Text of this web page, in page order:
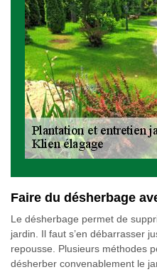
Faire du désherbage
Le désherbage permet de
jardin. Il faut s’en débarrasser
repousse. Plusieurs méthodes
désherber convenablement le